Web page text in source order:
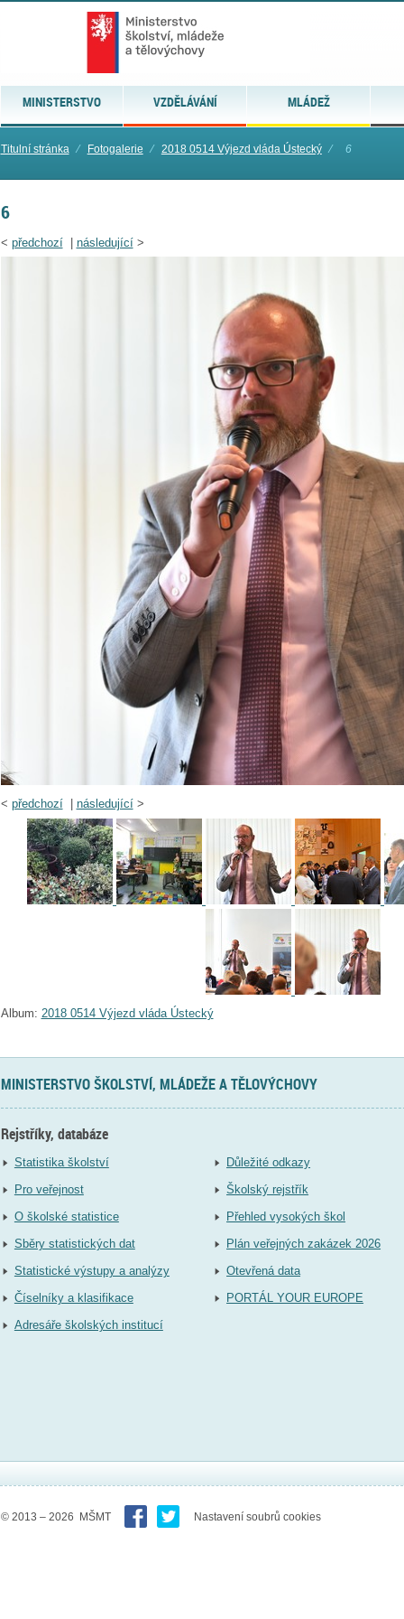
MINISTERSTVO VZDĚLÁVÁNÍ MLÁDEŽ
Titulní stránka ⁄ Fotogalerie ⁄ 2018 0514 Výjezd vláda Ústecký ⁄ 6
6
< předchozí| následující>
< předchozí| následující>
Album: 2018 0514 Výjezd vláda Ústecký
MINISTERSTVO ŠKOLSTVÍ, MLÁDEŽE A TĚLOVÝCHOVY
Rejstříky, databáze
Statistika školství
Pro veřejnost
O školské statistice
Sběry statistických dat
Statistické výstupy a analýzy
Číselníky a klasifikace
Adresáře školských institucí
Důležité odkazy
Školský rejstřík
Přehled vysokých škol
Plán veřejných zakázek 2026
Otevřená data
PORTÁL YOUR EUROPE
© 2013 – 2026 MŠMT Nastavení soubrů cookies